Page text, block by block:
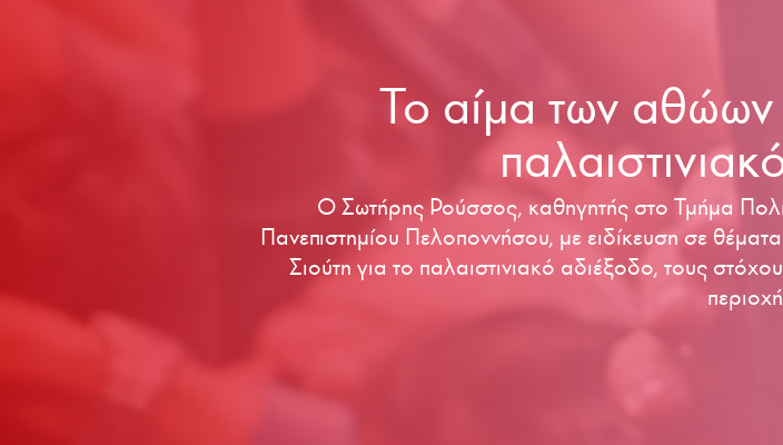
Το αίμα των αθώων
Ο Σωτήρης Ρούσσος, καθηγητής στο Τμήμα
Πανεπιστημίου Πελοποννήσου, με ειδίκευση σε
Σιούτη για το παλαιστινιακό αδιέξοδο, τους